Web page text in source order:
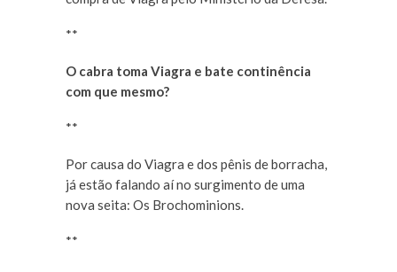
**
O cabra toma Viagra e bate continência
com que mesmo?
**
Por causa do Viagra e dos pênis de borracha,
já estão falando aí no surgimento de uma
nova seita: Os Brochominions.
**